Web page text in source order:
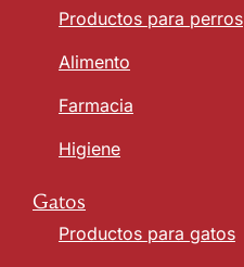
Productos para perros
Alimento
Farmacia
Higiene
Gatos
Productos para gatos